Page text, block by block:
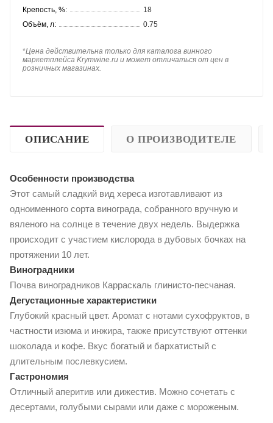
Крепость, %:
18
Объём, л:
0.75
*Цена действительна только для каталога винного
маркетплейса Krymwine.ru и может отличаться от цен в
розничных магазинах.
ОПИСАНИЕ О ПРОИЗВОДИТЕЛЕ
Особенности производства
Этот самый сладкий вид хереса изготавливают из
одноименного сорта винограда, собранного вручную и
вяленого на солнце в течение двух недель. Выдержка
происходит с участием кислорода в дубовых бочках на
протяжении 10 лет.
Виноградники
Почва виноградников Карраскаль глинисто-песчаная.
Дегустационные характеристики
Глубокий красный цвет. Аромат с нотами сухофруктов, в
частности изюма и инжира, также присутствуют оттенки
шоколада и кофе. Вкус богатый и бархатистый с
длительным послевкусием.
Гастрономия
Отличный аперитив или дижестив. Можно сочетать с
десертами, голубыми сырами или даже с мороженым.